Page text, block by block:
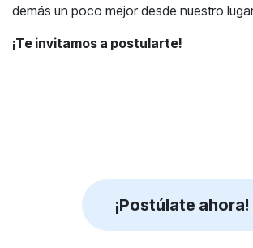
demás un poco mejor desde nuestro
¡Te invitamos a postularte!
¡Postúlate ahora!